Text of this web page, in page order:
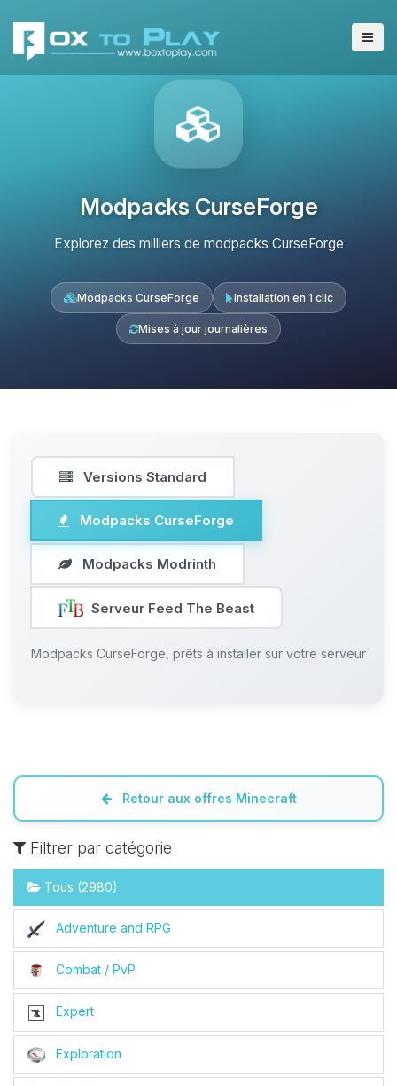
Modpacks CurseForge
Explorez des milliers de modpacks CurseForge
Modpacks CurseForge Installation en 1 clic
Mises à jour journalières
Versions Standard
Modpacks CurseForge
Modpacks Modrinth
Serveur Feed The Beast
Modpacks CurseForge, prêts à installer sur votre serveur
Retour aux offres Minecraft
Filtrer par catégorie
Tous (2980)
Adventure and RPG
Combat / PvP
Expert
Exploration